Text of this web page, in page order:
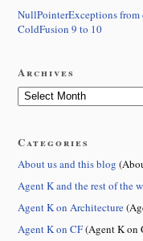
NullPointerExceptions
ColdFusion 9 to 10
Archives
Categories
About us and this blog
Agent K and the rest of the
Agent K on Architecture
Agent K on CF(Agent K on